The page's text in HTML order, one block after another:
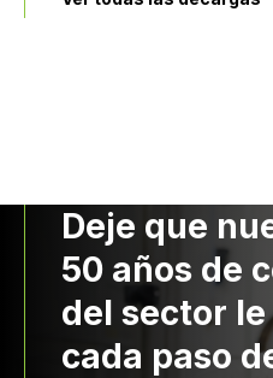
Deje que
50 años de
del sector
cada paso